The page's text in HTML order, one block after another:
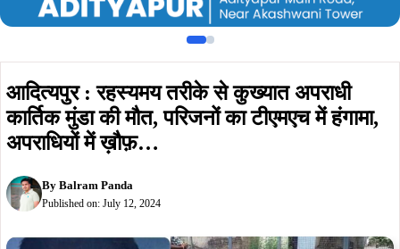
Summarize : With ChatGPT
आदित्यपुर /Balram Panda: कई आपराधिक मामलों में शामिल